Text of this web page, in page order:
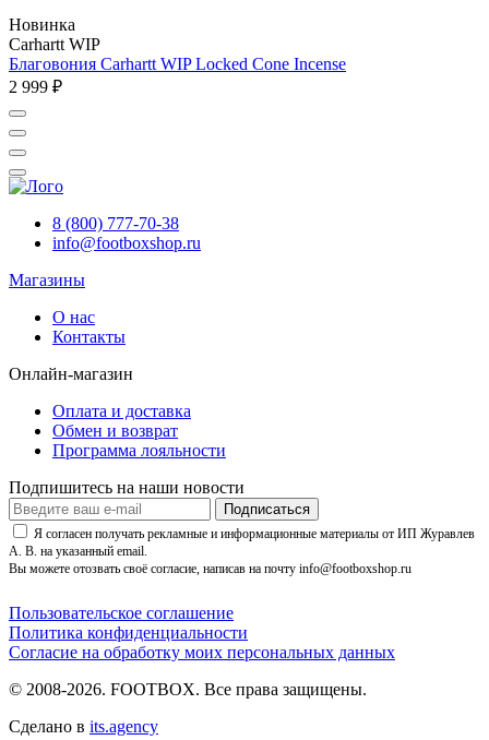
Новинка
Carhartt WIP
Благовония Carhartt WIP Locked Cone Incense
2 999 ₽
8 (800) 777-70-38
info@footboxshop.ru
Магазины
О нас
Контакты
Онлайн-магазин
Оплата и доставка
Обмен и возврат
Программа лояльности
Подпишитесь на наши новости
Подписаться
Я согласен получать рекламные и информационные материалы от ИП Журавлев
А. В. на указанный email.
Вы можете отозвать своё согласие, написав на почту info@footboxshop.ru
Пользовательское соглашение
Политика конфиденциальности
Согласие на обработку моих персональных данных
© 2008-2026. FOOTBOX. Все права защищены.
Сделано в its.agency